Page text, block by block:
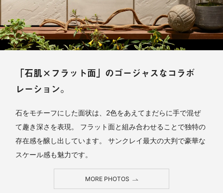
「石肌×フラット面」のゴージャスなコラボ
レーション。
石をモチーフにした面状は、2色をあえてまだらに手で混ぜ
て趣き深さを表現。 フラット面と組み合わせることで独特の
存在感を醸し出しています。 サンクレイ最大の大判で豪華な
スケール感も魅力です。
MORE PHOTOS